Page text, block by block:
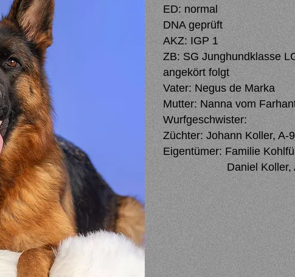
ED: normal
DNA geprüft
AKZ: IGP 1
ZB: SG Junghundklasse
angekört folgt
Vater: Negus de Marka
Mutter: Nanna vom
Wurfgeschwister:
Züchter: Johann Koller, A-
Eigentümer: Familie
Daniel Koller, A-